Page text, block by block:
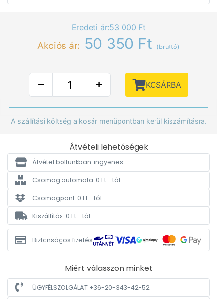
Eredeti ár:53 000 Ft
Akciós ár: 50 350 Ft (bruttó)
KOSÁRBA
A szállítási költség a kosár menüpontban kerül kiszámításra.
Átvételi lehetőségek
Átvétel boltunkban: ingyenes
Csomag automata: 0 Ft - tól
Csomagpont: 0 Ft - tól
Kiszállítás: 0 Ft - tól
Biztonságos fizetés
Miért válasszon minket
ÜGYFÉLSZOLGÁLAT +36-20-343-42-52